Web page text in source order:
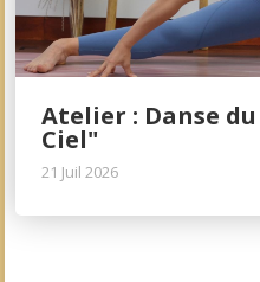
Atelier : Danse
Ciel"
21 Juil 2026